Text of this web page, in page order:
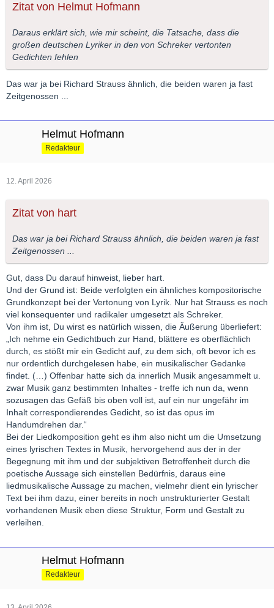
Zitat von Helmut Hofmann
Daraus erklärt sich, wie mir scheint, die Tatsache, dass die
großen deutschen Lyriker in den von Schreker vertonten
Gedichten fehlen
Das war ja bei Richard Strauss ähnlich, die beiden waren ja fast
Zeitgenossen ...
Helmut Hofmann
Redakteur
12. April 2026
Zitat von hart
Das war ja bei Richard Strauss ähnlich, die beiden waren ja fast
Zeitgenossen ...
Gut, dass Du darauf hinweist, lieber hart.
Und der Grund ist: Beide verfolgten ein ähnliches kompositorische
Grundkonzept bei der Vertonung von Lyrik. Nur hat Strauss es noch
viel konsequenter und radikaler umgesetzt als Schreker.
Von ihm ist, Du wirst es natürlich wissen, die Äußerung überliefert:
„Ich nehme ein Gedichtbuch zur Hand, blättere es oberflächlich
durch, es stößt mir ein Gedicht auf, zu dem sich, oft bevor ich es
nur ordentlich durchgelesen habe, ein musikalischer Gedanke
findet. (…) Offenbar hatte sich da innerlich Musik angesammelt u.
zwar Musik ganz bestimmten Inhaltes - treffe ich nun da, wenn
sozusagen das Gefäß bis oben voll ist, auf ein nur ungefähr im
Inhalt correspondierendes Gedicht, so ist das opus im
Handumdrehen dar.“
Bei der Liedkomposition geht es ihm also nicht um die Umsetzung
eines lyrischen Textes in Musik, hervorgehend aus der in der
Begegnung mit ihm und der subjektiven Betroffenheit durch die
poetische Aussage sich einstellen Bedürfnis, daraus eine
liedmusikalische Aussage zu machen, vielmehr dient ein lyrischer
Text bei ihm dazu, einer bereits in noch unstrukturierter Gestalt
vorhandenen Musik eben diese Struktur, Form und Gestalt zu
verleihen.
Helmut Hofmann
Redakteur